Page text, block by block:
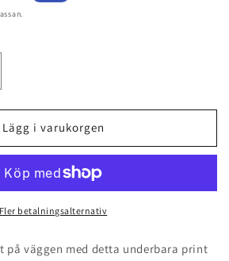
Lägg i varukorgen
Fler betalningsalternativ
på väggen med detta underbara print